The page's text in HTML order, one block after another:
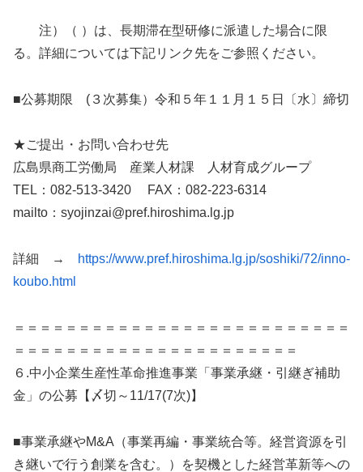
注）（ ）は、長期滞在型研修に派遣した場合に限
る。詳細については下記リンク先をご参照ください。
■公募期限 (３次募集）令和５年１１月１５日〔水〕締切
★ご提出・お問い合わせ先
広島県商工労働局 産業人材課 人材育成グループ
TEL：082-513-3420 FAX：082-223-6314
mailto：syojinzai@pref.hiroshima.lg.jp
詳細 →
https://www.pref.hiroshima.lg.jp/soshiki/72/inno-
koubo.html
＝＝＝＝＝＝＝＝＝＝＝＝＝＝＝＝＝＝＝＝＝＝＝＝＝＝
＝＝＝＝＝＝＝＝＝＝＝＝＝＝＝＝＝＝＝＝＝＝
６.中小企業生産性革命推進事業「事業承継・引継ぎ補助
金」の公募【〆切～11/17(7次)】
■事業承継やM&A（事業再編・事業統合等。経営資源を引
き継いで行う創業を含む。）を契機とした経営革新等への